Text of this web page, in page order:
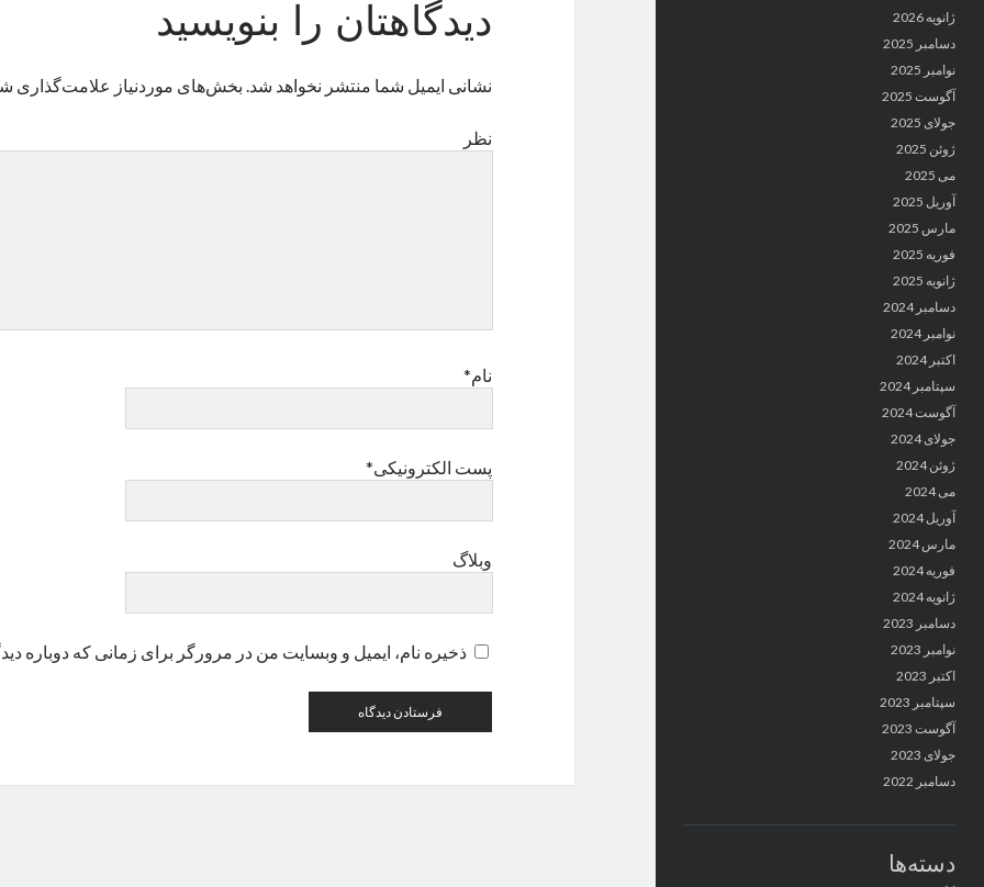
ژانویه 2026
دسامبر 2025
نوامبر 2025
آگوست 2025
جولای 2025
ژوئن 2025
می 2025
آوریل 2025
مارس 2025
فوریه 2025
ژانویه 2025
دسامبر 2024
نوامبر 2024
اکتبر 2024
سپتامبر 2024
آگوست 2024
جولای 2024
ژوئن 2024
می 2024
آوریل 2024
مارس 2024
فوریه 2024
ژانویه 2024
دسامبر 2023
نوامبر 2023
اکتبر 2023
سپتامبر 2023
آگوست 2023
جولای 2023
دسامبر 2022
دسته‌ها
دیدگاهتان را بنویسید
نشانی ایمیل شما منتشر نخواهد شد. بخش‌های موردنیاز علامت‌گذاری
نظر
نام*
پست الکترونیکی*
وبلاگ
ذخیره نام، ایمیل و وبسایت من در مرورگر برای زمانی که دوباره